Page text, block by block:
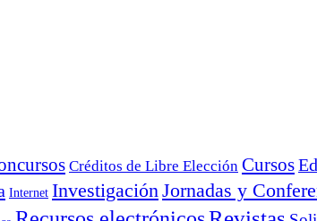
Créditos de Libre Elección Cursos
Internet Investigación Jornadas y